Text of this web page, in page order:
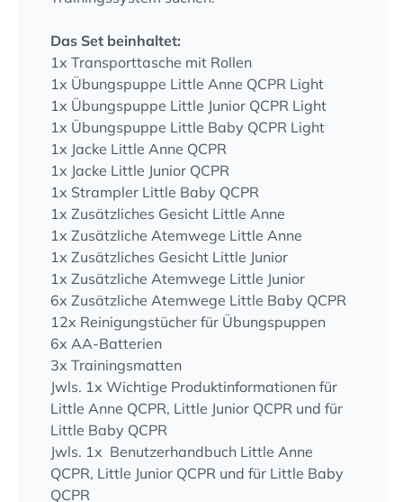
Das Set beinhaltet:
1x Transporttasche mit Rollen
1x Übungspuppe Little Anne QCPR Light
1x Übungspuppe Little Junior QCPR Light
1x Übungspuppe Little Baby QCPR Light
1x Jacke Little Anne QCPR
1x Jacke Little Junior QCPR
1x Strampler Little Baby QCPR
1x Zusätzliches Gesicht Little Anne
1x Zusätzliche Atemwege Little Anne
1x Zusätzliches Gesicht Little Junior
1x Zusätzliche Atemwege Little Junior
6x Zusätzliche Atemwege Little Baby QCPR
12x Reinigungstücher für Übungspuppen
6x AA-Batterien
3x Trainingsmatten
Jwls. 1x Wichtige Produktinformationen für
Little Anne QCPR, Little Junior QCPR und für
Little Baby QCPR
Jwls. 1x Benutzerhandbuch Little Anne
QCPR, Little Junior QCPR und für Little Baby
QCPR